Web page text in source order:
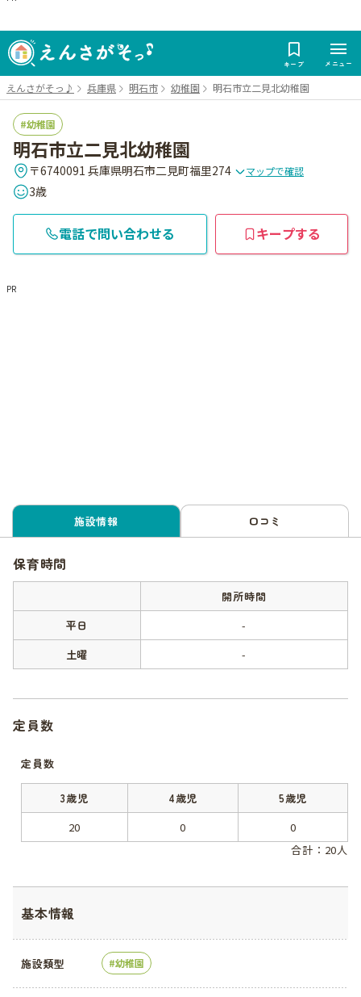
キープ メニュー
えんさがそっ♪ 兵庫県 明石市 幼稚園 明石市立二見北幼稚園
幼稚園
明石市立二見北幼稚園
〒6740091 兵庫県明石市二見町福里274 マップで確認
3歳
電話で問い合わせる キープする
PR
施設情報 口コミ
保育時間
開所時間
平日
-
土曜
-
定員数
定員数
3歳児 4歳児
5歳児
20
0
0
合計：20人
基本情報
施設類型 幼稚園